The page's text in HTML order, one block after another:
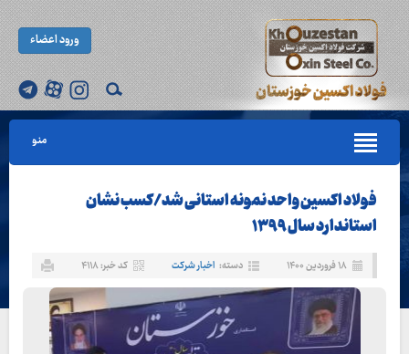
ورود اعضاء
منو
فولاد اکسین واحد نمونه استانی شد/کسب نشان
استاندارد سال ۱۳۹۹
۱۸ فروردین ۱۴۰۰ دسته: اخبار شرکت کد خبر: ۴۱۱۸